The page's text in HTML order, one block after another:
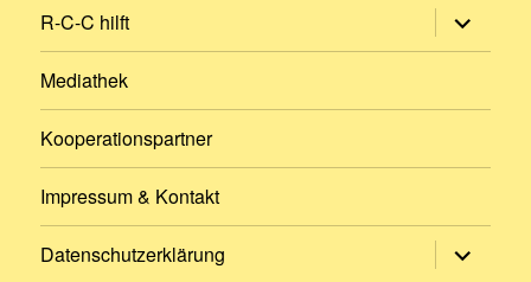
R-C-C hilft
öffnen
Mediathek
Kooperationspartner
Impressum & Kontakt
Datenschutzerklärung
öffnen